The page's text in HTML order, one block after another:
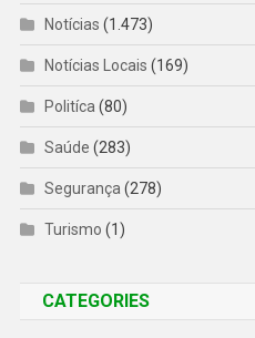
Notícias (1.473)
Notícias Locais (169)
Politíca (80)
Saúde (283)
Segurança (278)
Turismo (1)
CATEGORIES